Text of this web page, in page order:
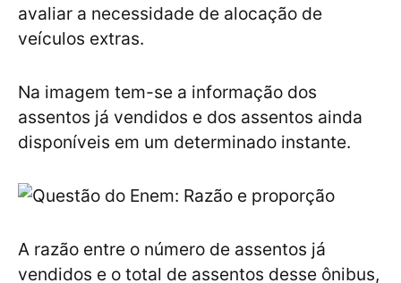
avaliar a necessidade de alocação de
veículos extras.
Na imagem tem-se a informação dos
assentos já vendidos e dos assentos ainda
disponíveis em um determinado instante.
A razão entre o número de assentos já
vendidos e o total de assentos desse ônibus,